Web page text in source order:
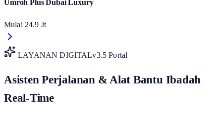
Umroh Plus Dubai Luxury
Mulai 24.9 Jt
LAYANAN DIGITALv3.5 Portal
Asisten Perjalanan & Alat Bantu Ibadah
Real-Time